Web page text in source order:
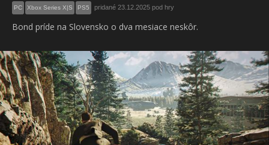
PC Xbox Series X|S PS5 pridané 23.12.2025 pod hry
Bond príde na Slovensko o dva mesiace neskôr.